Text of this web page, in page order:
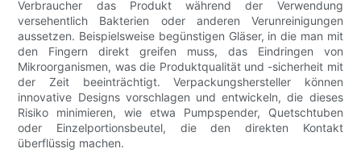
Verbraucher das Produkt während der Verwendung
versehentlich Bakterien oder anderen Verunreinigungen
aussetzen. Beispielsweise begünstigen Gläser, in die man mit
den Fingern direkt greifen muss, das Eindringen von
Mikroorganismen, was die Produktqualität und -sicherheit mit
der Zeit beeinträchtigt. Verpackungshersteller können
innovative Designs vorschlagen und entwickeln, die dieses
Risiko minimieren, wie etwa Pumpspender, Quetschtuben
oder Einzelportionsbeutel, die den direkten Kontakt
überflüssig machen.